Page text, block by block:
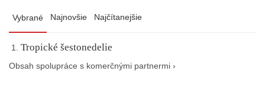
Vybrané Najnovšie Najčítanejšie
Tropické šestonedelie
Obsah spolupráce s komerčnými partnermi ›